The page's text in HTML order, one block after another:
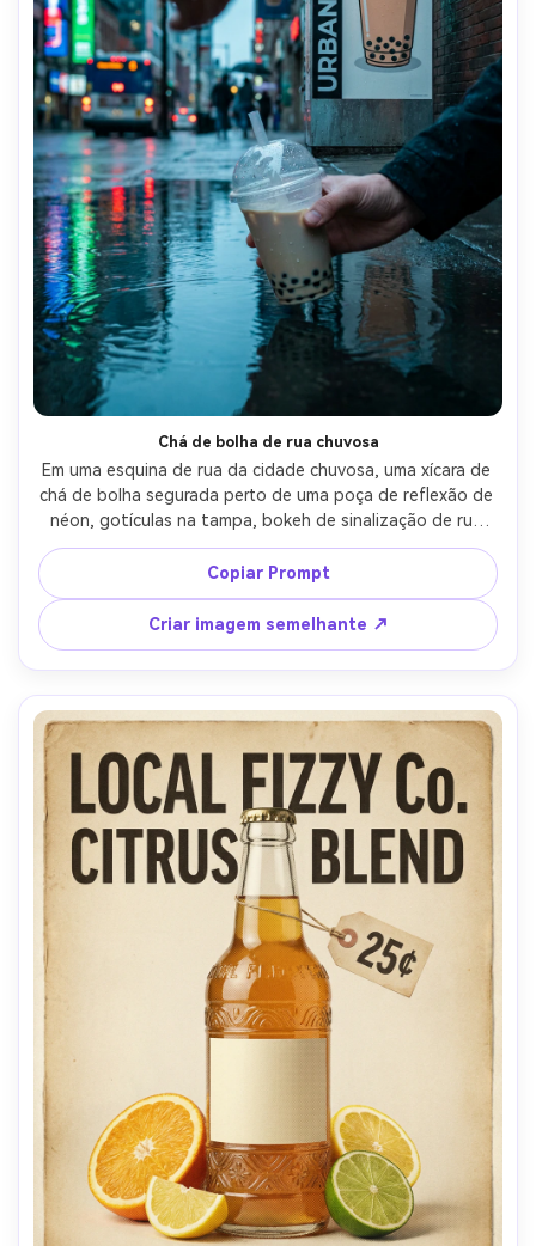
Chá de bolha de rua chuvosa
Em uma esquina de rua da cidade chuvosa, uma xícara de
chá de bolha segurada perto de uma poça de reflexão de
néon, gotículas na tampa, bokeh de sinalização de rua
atrás, design de anúncio de pôster com uma forte tira de
manchete vertical e marcador de espaço QR, reflexos
úmidos cinematográficos, grau de cor azul-verde, Nikon
Z6 II, 50mm f/1.8, enquadramento próximo, sombras
naturais, texturas realistas, alta resolução, foco nítido-
AR 4:5
Copiar Prompt
Criar imagem semelhante ↗